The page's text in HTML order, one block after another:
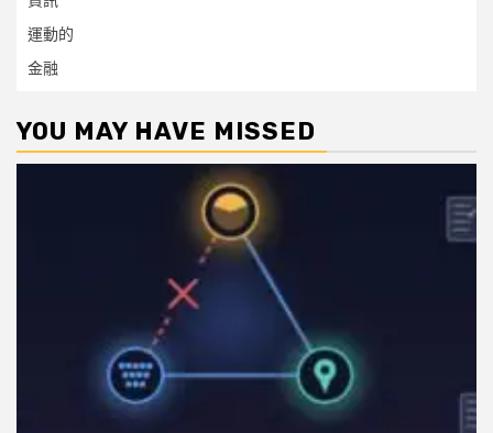
運動的
金融
YOU MAY HAVE MISSED